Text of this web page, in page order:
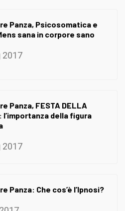
Panza, Psicosomatica e
sana in corpore sano
2017
Panza, FESTA DELLA
l’importanza della figura
2017
Panza: Che cos’è l’Ipnosi?